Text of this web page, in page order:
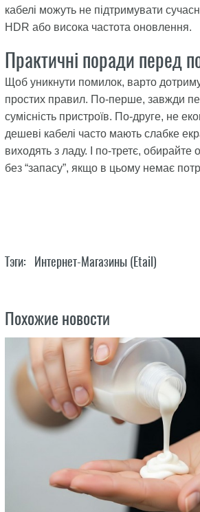
кабелі можуть не підтримувати
HDR або висока частота оновлення.
Практичні поради перед
Щоб уникнути помилок, варто
простих правил. По-перше, завжди
сумісність пристроїв. По-друге, не
дешеві кабелі часто мають слабке
виходять з ладу. І по-третє,
без “запасу”, якщо в цьому немає
Тэги: Интернет-Магазины (Etail)
Похожие новости